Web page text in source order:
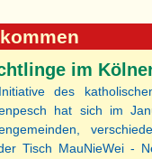
im
des
hat sich im
Tisch MauNieWei -